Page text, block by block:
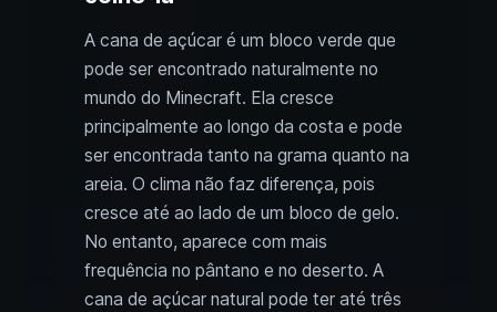
A cana de açúcar é um bloco verde que
pode ser encontrado naturalmente no
mundo do Minecraft. Ela cresce
principalmente ao longo da costa e pode
ser encontrada tanto na grama quanto na
areia. O clima não faz diferença, pois
cresce até ao lado de um bloco de gelo.
No entanto, aparece com mais
frequência no pântano e no deserto. A
cana de açúcar natural pode ter até três